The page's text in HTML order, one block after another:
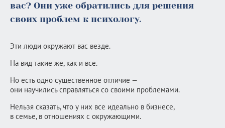
вас? Они уже обратились для решения
своих проблем к психологу.
Эти люди окружают вас везде.
На вид такие же, как и все.
Но есть одно существенное отличие —
они научились справляться со своими проблемами.
Нельзя сказать, что у них все идеально в бизнесе,
в семье, в отношениях с окружающими.